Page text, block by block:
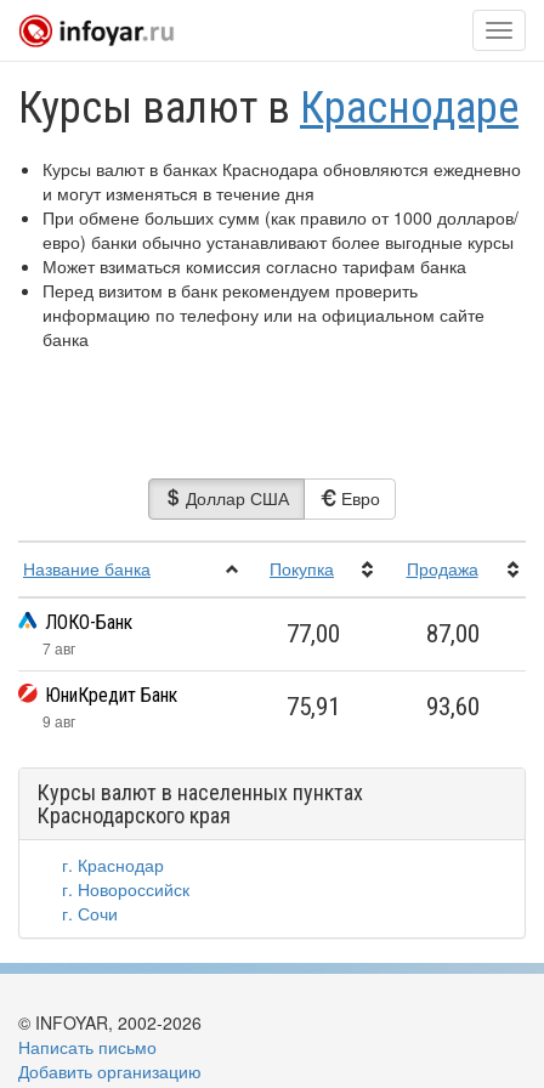
Курсы валют в Краснодаре
Курсы валют в банках Краснодара обновляются ежедневно
и могут изменяться в течение дня
При обмене больших сумм (как правило от 1000 долларов/
евро) банки обычно устанавливают более выгодные курсы
Может взиматься комиссия согласно тарифам банка
Перед визитом в банк рекомендуем проверить
информацию по телефону или на официальном сайте
банка
Доллар США Евро
Название банка Покупка Прoдажа
ЛОКО-Банк
7 авг 77,00 87,00
ЮниКредит Банк
9 авг 75,91 93,60
Курсы валют в населенных пунктах
Краснодарского края
г. Краснодар
г. Новороссийск
г. Сочи
© INFOYAR, 2002-2026
Написать письмо
Добавить организацию